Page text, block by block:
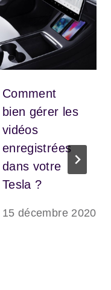
Comment
bien gérer les
vidéos
enregistrées
dans votre
Tesla ?
15 décembre 2020